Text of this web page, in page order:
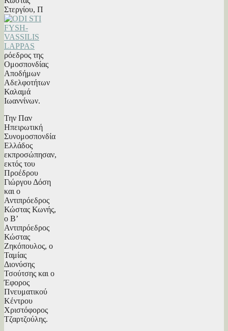
Στεργίου, Π
ρόεδρος της
Ομοσπονδίας
Αποδήμων
Αδελφοτήτων
Καλαμά
Ιωαννίνων.
Την Παν
Ηπειρωτική
Συνομοσπονδία
Ελλάδος
εκπροσώπησαν,
εκτός του
Προέδρου
Γιώργου Δόση
και ο
Αντιπρόεδρος
Κώστας Κωνής,
ο Β’
Αντιπρόεδρος
Κώστας
Ζηκόπουλος, ο
Ταμίας
Διονύσης
Τσούτσης και ο
Έφορος
Πνευματικού
Κέντρου
Χριστόφορος
Τζαρτζούλης.